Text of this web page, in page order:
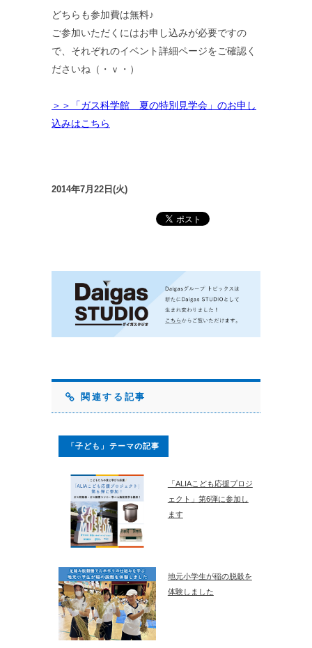
どちらも参加費は無料♪
ご参加いただくにはお申し込みが必要ですの
で、それぞれのイベント詳細ページをご確認く
ださいね（・ｖ・）
＞＞「ガス科学館 夏の特別見学会」のお申し
込みはこちら
2014年7月22日(火)
関連する記事
「子ども」テーマの記事
「ALIAこども応援プロジ
ェクト」第6弾に参加し
ます
地元小学生が稲の脱穀を
体験しました